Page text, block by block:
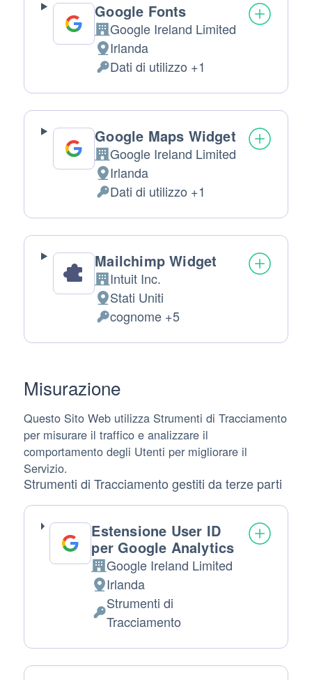
Google Fonts
Azienda:
Google Ireland Limited
Luogo del trattamento:
Irlanda
Dati Personali trattati:
Dati di utilizzo +1
Google Maps Widget
Azienda:
Google Ireland Limited
Luogo del trattamento:
Irlanda
Dati Personali trattati:
Dati di utilizzo +1
Mailchimp Widget
Azienda:
Intuit Inc.
Luogo del trattamento:
Stati Uniti
Dati Personali trattati:
cognome +5
Misurazione
Questo Sito Web utilizza Strumenti di Tracciamento
per misurare il traffico e analizzare il
comportamento degli Utenti per migliorare il
Servizio.
Strumenti di Tracciamento gestiti da terze parti
Estensione User ID
per Google Analytics
Azienda:
Google Ireland Limited
Luogo del trattamento:
Irlanda
Dati Personali trattati:
Strumenti di
Tracciamento